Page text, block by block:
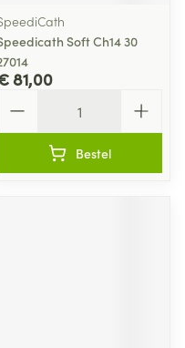
Soft Ch14 30
81,00
Bestel